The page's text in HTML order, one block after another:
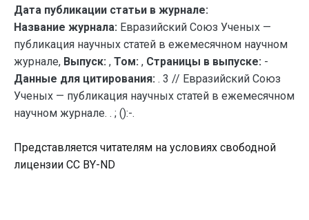
Дата публикации статьи в журнале:
Название журнала: Евразийский Союз Ученых —
публикация научных статей в ежемесячном научном
журнале, Выпуск: , Том: , Страницы в выпуске: -
Данные для цитирования: . 3 // Евразийский Союз
Ученых — публикация научных статей в ежемесячном
научном журнале. . ; ():-.
Представляется читателям на условиях свободной
лицензии CC BY-ND